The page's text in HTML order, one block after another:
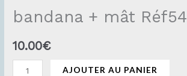
bandana + mât Réf54
10.00€
AJOUTER AU PANIER